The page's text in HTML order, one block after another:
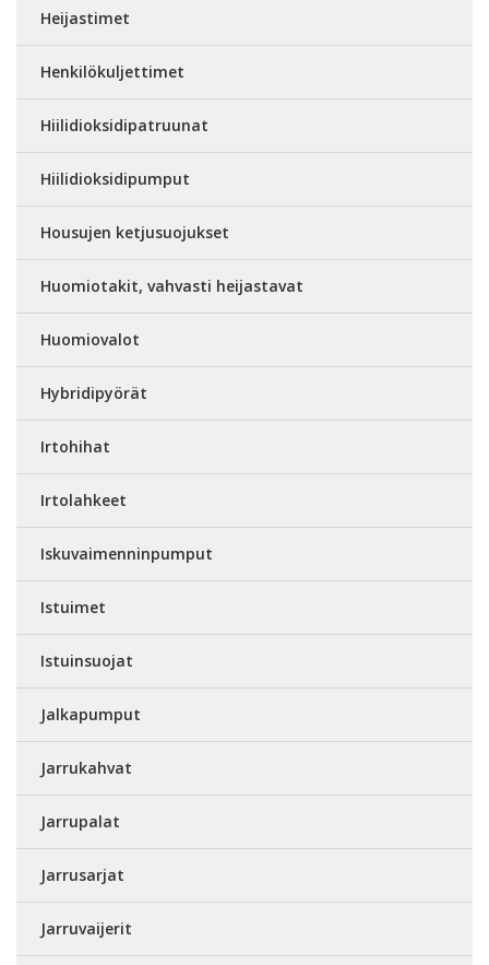
Heijastimet
Henkilökuljettimet
Hiilidioksidipatruunat
Hiilidioksidipumput
Housujen ketjusuojukset
Huomiotakit, vahvasti heijastavat
Huomiovalot
Hybridipyörät
Irtohihat
Irtolahkeet
Iskuvaimenninpumput
Istuimet
Istuinsuojat
Jalkapumput
Jarrukahvat
Jarrupalat
Jarrusarjat
Jarruvaijerit